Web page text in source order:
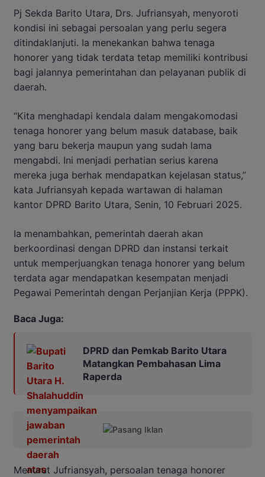
Pj Sekda Barito Utara, Drs. Jufriansyah, menyoroti
kondisi ini sebagai persoalan yang perlu segera
ditindaklanjuti. Ia menekankan bahwa tenaga
honorer yang tidak terdata tetap memiliki kontribusi
bagi jalannya pemerintahan dan pelayanan publik di
daerah.
“Kita menghadapi kendala dalam mengakomodasi
tenaga honorer yang belum masuk database, baik
yang baru bekerja maupun yang sudah lama
mengabdi. Ini menjadi perhatian serius karena
mereka juga berhak mendapatkan kejelasan status,”
kata Jufriansyah kepada wartawan di halaman
kantor DPRD Barito Utara, Senin, 10 Februari 2025.
Ia menambahkan, pemerintah daerah akan
berkoordinasi dengan DPRD dan instansi terkait
untuk memperjuangkan tenaga honorer yang belum
terdata agar mendapatkan kesempatan menjadi
Pegawai Pemerintah dengan Perjanjian Kerja (PPPK).
Baca Juga:
DPRD dan Pemkab Barito Utara
Matangkan Pembahasan Lima
Raperda
Menurut Jufriansyah, persoalan tenaga honorer